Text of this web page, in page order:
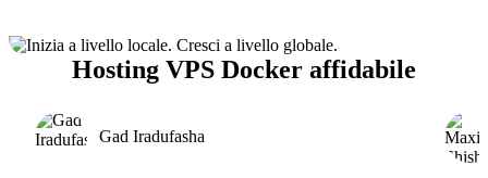
Hosting VPS Docker affidabile
Gad Iradufasha